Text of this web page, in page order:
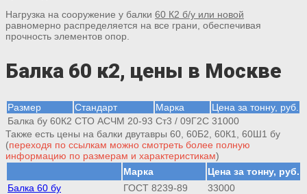
Нагрузка на сооружение у балки 60 К2 б/у или новой
равномерно распределяется на все грани, обеспечивая
прочность элементов опор.
Балка 60 к2, цены в Москве
Размер Стандарт Марка
Цена за тонну, руб.
Балка бу 60К2 СТО АСЧМ 20-93 Ст3 / 09Г2С 31000
Также есть цены на балки двутавры 60, 60Б2, 60К1, 60Ш1 бу
(переходя по ссылкам можно смотреть более полную
информацию по размерам и характеристикам)
Марка
Цена за тонну, руб.
Балка 60 бу
ГОСТ 8239-89
33000